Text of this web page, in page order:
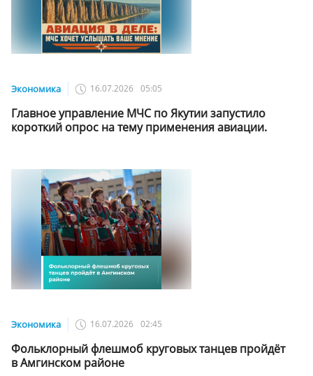
Экономика 16.07.2026 05:05
Главное управление МЧС по Якутии запустило
короткий опрос на тему применения авиации.
Экономика 16.07.2026 02:45
Фольклорный флешмоб круговых танцев пройдёт
в Амгинском районе